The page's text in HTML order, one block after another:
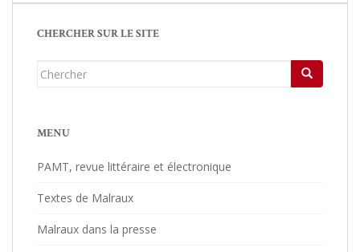
CHERCHER SUR LE SITE
Chercher...
MENU
PAMT, revue littéraire et électronique
Textes de Malraux
Malraux dans la presse